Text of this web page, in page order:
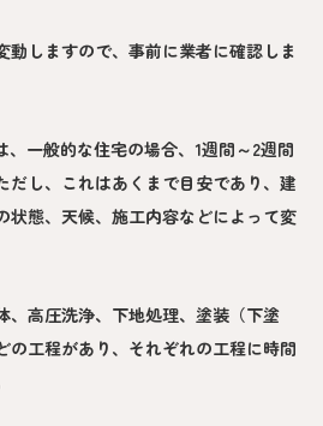
動しますので、事前に業者に確認しま
一般的な住宅の場合、1週間～2週間
だし、これはあくまで目安であり、建
状態、天候、施工内容などによって変
、高圧洗浄、下地処理、塗装（下塗
の工程があり、それぞれの工程に時間